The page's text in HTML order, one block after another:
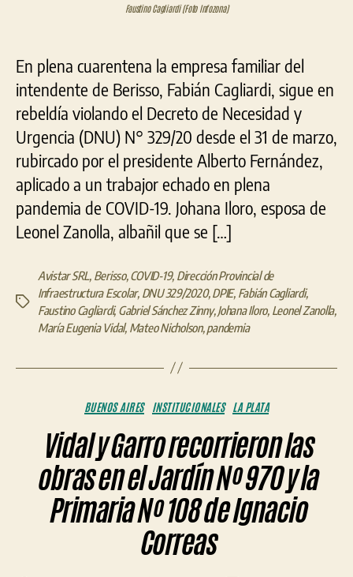
Faustino Cagliardi (Foto Infozona)
En plena cuarentena la empresa familiar del
intendente de Berisso, Fabián Cagliardi, sigue en
rebeldía violando el Decreto de Necesidad y
Urgencia (DNU) N° 329/20 desde el 31 de marzo,
rubircado por el presidente Alberto Fernández,
aplicado a un trabajor echado en plena
pandemia de COVID-19. Johana Iloro, esposa de
Leonel Zanolla, albañil que se […]
Etiquetas
Avistar SRL, Berisso,COVID-19, Dirección Provincial de
Infraestructura Escolar, DNU 329/2020,DPIE, Fabián Cagliardi,
Faustino Cagliardi, Gabriel Sánchez Zinny,Johana Iloro, Leonel Zanolla,
María Eugenia Vidal, Mateo Nicholson,pandemia
Categorías
BUENOS AIRES INSTITUCIONALES LA PLATA
Vidal y Garro recorrieron las
obras en el Jardín Nº 970 y la
Primaria Nº 108 de Ignacio
Correas